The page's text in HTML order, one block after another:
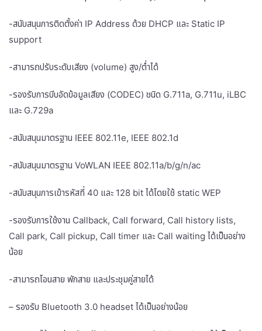
-สนับสนุนการติดตั้งค่า IP Address ด้วย DHCP และ Static IP
support
-สามารถปรับระดับเสียง (volume) สูง/ต่ำได้
-รองรับการบีบอัดข้อมูลเสียง (CODEC) ชนิด G.711a, G.711u, iLBC
และ G.729a
-สนับสนุนมาตรฐาน IEEE 802.11e, IEEE 802.1d
-สนับสนุนมาตรฐาน VoWLAN IEEE 802.11a/b/g/n/ac
-สนับสนุนการเข้ารหัสที่ 40 และ 128 bit ได้โดยใช้ static WEP
-รองรับการใช้งาน Callback, Call forward, Call history lists,
Call park, Call pickup, Call timer และ Call waiting ได้เป็นอย่าง
น้อย
-สามารถโอนสาย พักสาย และประชุมคู่สายได้
– รองรับ Bluetooth 3.0 headset ได้เป็นอย่างน้อย